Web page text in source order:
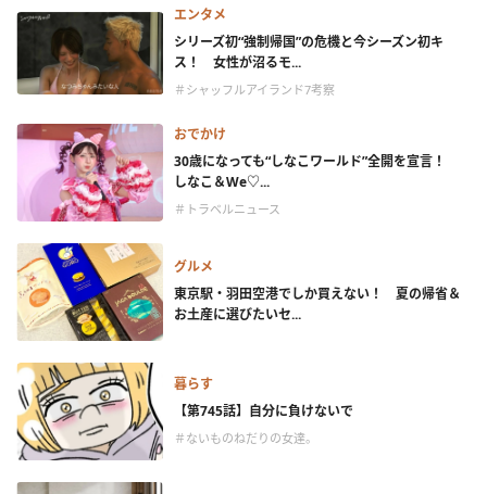
エンタメ
シリーズ初“強制帰国”の危機と今シーズン初キ
ス！ 女性が沼るモ...
＃シャッフルアイランド7考察
おでかけ
30歳になっても“しなこワールド”全開を宣言！
しなこ＆We♡...
＃トラベルニュース
グルメ
東京駅・羽田空港でしか買えない！ 夏の帰省＆
お土産に選びたいセ...
暮らす
【第745話】自分に負けないで
＃ないものねだりの女達。